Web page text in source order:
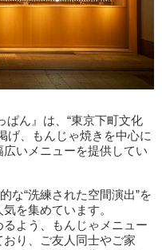
ぱん』は、“東京下町文化
げ、もんじゃ焼きを中心に
いメニューを提供してい
な“洗練された空間演出”を
を集めています。
よう、もんじゃメニュー
り、ご友人同士やご家